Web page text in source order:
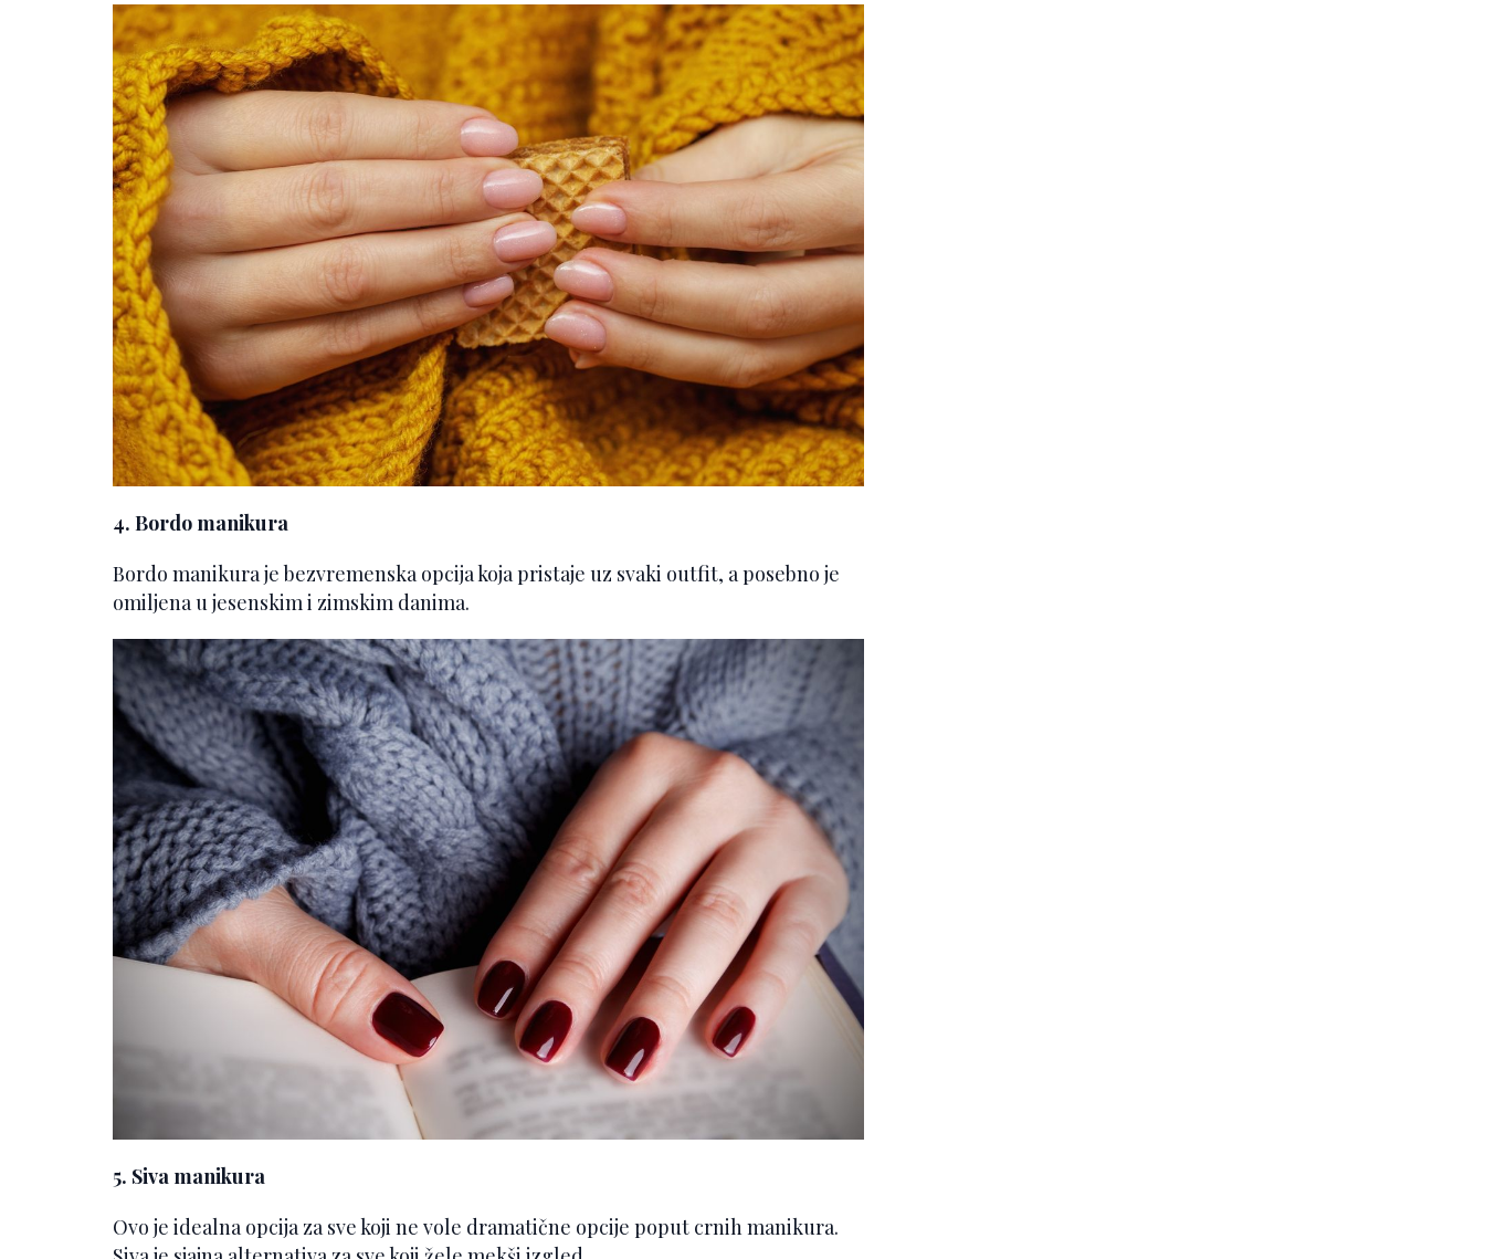
4. Bordo manikura
Bordo manikura je bezvremenska opcija koja pristaje uz svaki outfit, a posebno je
omiljena u jesenskim i zimskim danima.
5. Siva manikura
Ovo je idealna opcija za sve koji ne vole dramatične opcije poput crnih manikura.